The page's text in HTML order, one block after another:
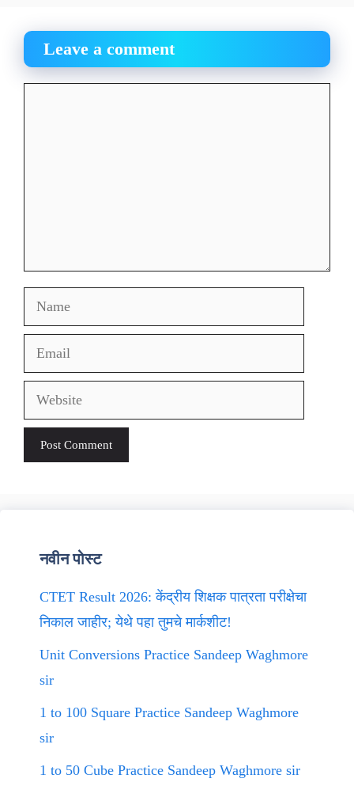
Leave a comment
Name
Email
Website
नवीन पोस्ट
CTET Result 2026: केंद्रीय शिक्षक पात्रता परीक्षेचा
निकाल जाहीर; येथे पहा तुमचे मार्कशीट!
Unit Conversions Practice Sandeep Waghmore
sir
1 to 100 Square Practice Sandeep Waghmore
sir
1 to 50 Cube Practice Sandeep Waghmore sir